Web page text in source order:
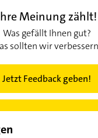
Meinung zählt!
Was gefällt Ihnen gut?
sollten wir
Jetzt Feedback geben!